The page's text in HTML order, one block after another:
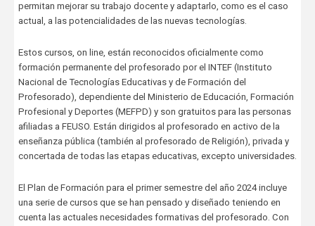
permitan mejorar su trabajo docente y adaptarlo, como es el caso
actual, a las potencialidades de las nuevas tecnologías.
Estos cursos, on line, están reconocidos oficialmente como
formación permanente del profesorado por el INTEF (Instituto
Nacional de Tecnologías Educativas y de Formación del
Profesorado), dependiente del Ministerio de Educación, Formación
Profesional y Deportes (MEFPD) y son gratuitos para las personas
afiliadas a FEUSO. Están dirigidos al profesorado en activo de la
enseñanza pública (también al profesorado de Religión), privada y
concertada de todas las etapas educativas, excepto universidades.
El Plan de Formación para el primer semestre del año 2024 incluye
una serie de cursos que se han pensado y diseñado teniendo en
cuenta las actuales necesidades formativas del profesorado. Con